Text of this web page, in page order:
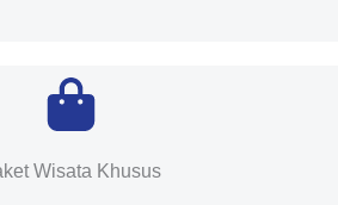
Wisata Khusus